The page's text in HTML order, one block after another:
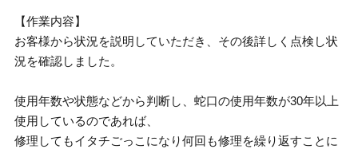
【作業内容】
お客様から状況を説明していただき、その後詳しく点検し状
況を確認しました。
使用年数や状態などから判断し、蛇口の使用年数が30年以上
使用しているのであれば、
修理してもイタチごっこになり何回も修理を繰り返すことに